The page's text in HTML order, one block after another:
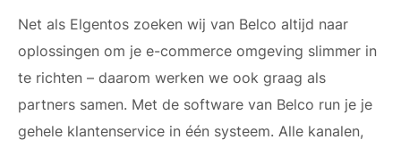
Net als Elgentos zoeken wij van Belco altijd naar
oplossingen om je e-commerce omgeving slimmer in
te richten – daarom werken we ook graag als
partners samen. Met de software van Belco run je je
gehele klantenservice in één systeem. Alle kanalen,